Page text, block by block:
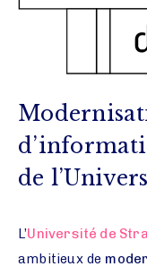
de
L’Université de
ambitieux de